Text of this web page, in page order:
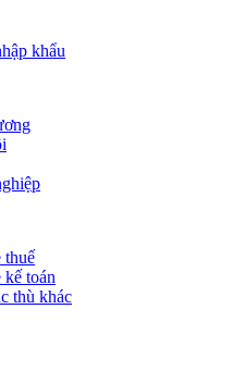
khẩu
thuế
toán
thù khác